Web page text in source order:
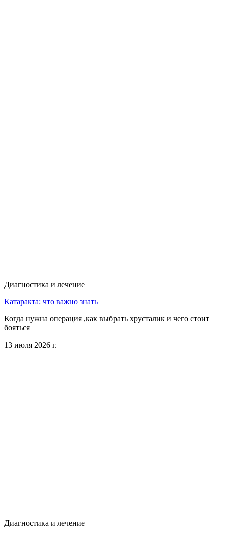
Диагностика и лечение
Катаракта: что важно знать
Когда нужна операция ,как выбрать хрусталик и чего стоит
бояться
13 июля 2026 г.
Диагностика и лечение